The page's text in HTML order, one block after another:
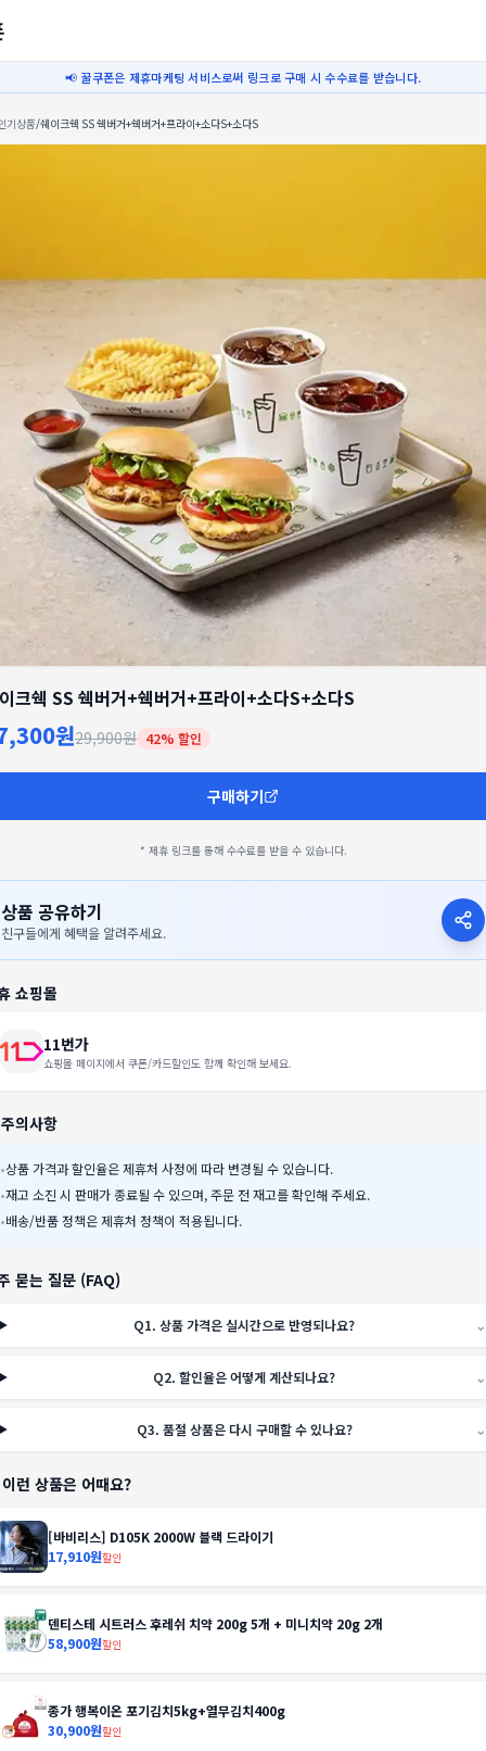
📢 꿀쿠폰은 제휴마케팅 서비스로써 링크로 구매 시 수수료를 받습니다.
기상품/쉐이크쉑 SS 쉑버거+쉑버거+프라이+소다S+소다S
크쉑 SS 쉑버거+쉑버거+프라이+소다S+소다S
원29,900원 42% 할인
구매하기
* 제휴 링크를 통해 수수료를 받을 수 있습니다.
상품 공유하기
친구들에게 혜택을 알려주세요.
쇼핑몰
11번가
쇼핑몰 페이지에서 쿠폰/카드할인도 함께 확인해 보세요.
의사항
•상품 가격과 할인율은 제휴처 사정에 따라 변경될 수 있습니다.
•재고 소진 시 판매가 종료될 수 있으며, 주문 전 재고를 확인해 주세요.
•배송/반품 정책은 제휴처 정책이 적용됩니다.
묻는 질문 (FAQ)
Q1.상품 가격은 실시간으로 반영되나요? ⌄
Q2.할인율은 어떻게 계산되나요? ⌄
Q3. 품절 상품은 다시 구매할 수 있나요? ⌄
런 상품은 어때요?
[바비리스] D105K 2000W 블랙 드라이기
17,910원할인
덴티스테 시트러스 후레쉬 치약 200g 5개 + 미니치약 20g 2개
58,900원할인
종가 행복이온 포기김치5kg+열무김치400g
30,900원할인